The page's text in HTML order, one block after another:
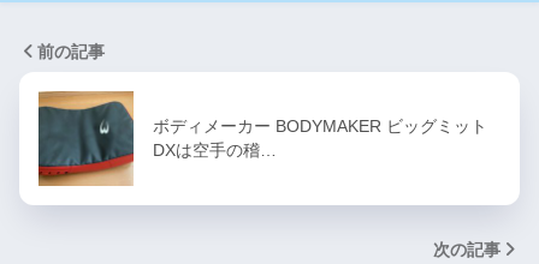
前の記事
ボディメーカー BODYMAKER ビッグミット
DXは空手の稽…
次の記事